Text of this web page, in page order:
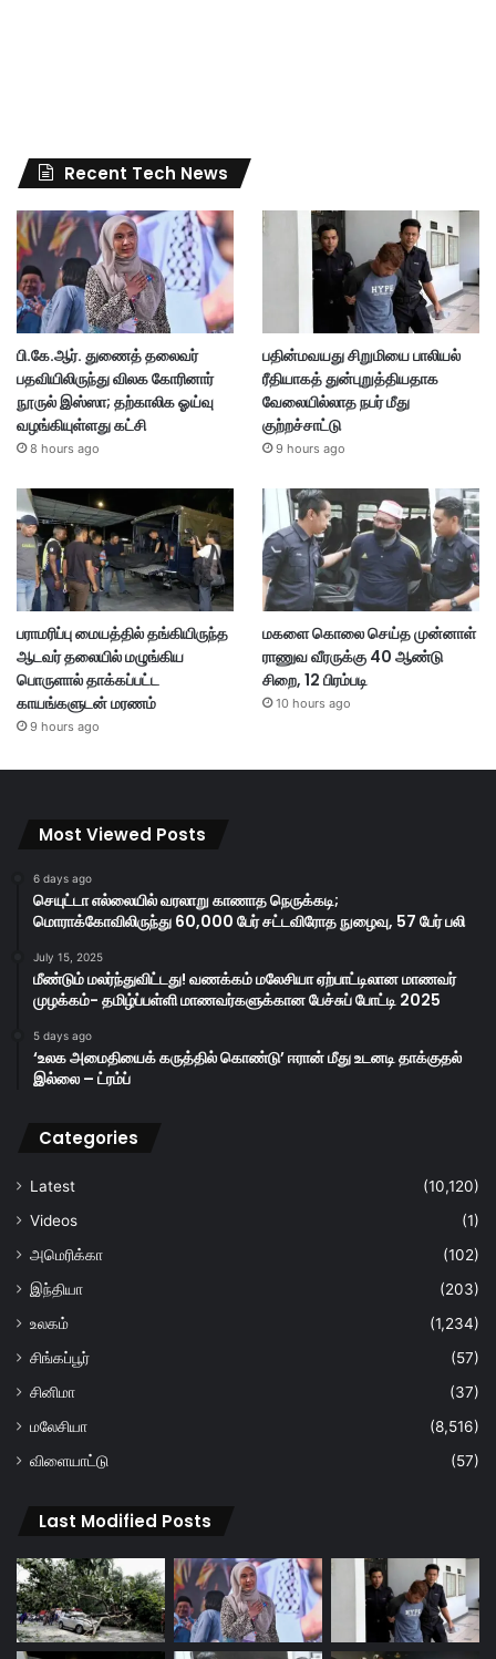
Recent Tech News
பி.கே.ஆர். துணைத் தலைவர்
பதவியிலிருந்து விலக கோரினார்
நூருல் இஸ்ஸா; தற்காலிக ஓய்வு
வழங்கியுள்ளது கட்சி
8 hours ago
பதின்மவயது சிறுமியை பாலியல்
ரீதியாகத் துன்புறுத்தியதாக
வேலையில்லாத நபர் மீது
குற்றச்சாட்டு
9 hours ago
பராமரிப்பு மையத்தில் தங்கியிருந்த
ஆடவர் தலையில் மழுங்கிய
பொருளால் தாக்கப்பட்ட
காயங்களுடன் மரணம்
9 hours ago
மகளை கொலை செய்த முன்னாள்
ராணுவ வீரருக்கு 40 ஆண்டு
சிறை, 12 பிரம்படி
10 hours ago
Most Viewed Posts
6 days ago
செயுட்டா எல்லையில் வரலாறு காணாத நெருக்கடி;
மொராக்கோவிலிருந்து 60,000 பேர் சட்டவிரோத நுழைவு, 57 பேர் பலி
July 15, 2025
மீண்டும் மலர்ந்துவிட்டது! வணக்கம் மலேசியா ஏற்பாட்டிலான மாணவர்
முழக்கம்- தமிழ்ப்பள்ளி மாணவர்களுக்கான பேச்சுப் போட்டி 2025
5 days ago
‘உலக அமைதியைக் கருத்தில் கொண்டு’ ஈரான் மீது உடனடி தாக்குதல்
இல்லை – ட்ரம்ப்
Categories
Latest
(10,120)
Videos
(1)
அமெரிக்கா
(102)
இந்தியா
(203)
உலகம்
(1,234)
சிங்கப்பூர்
(57)
சினிமா
(37)
மலேசியா
(8,516)
விளையாட்டு
(57)
Last Modified Posts